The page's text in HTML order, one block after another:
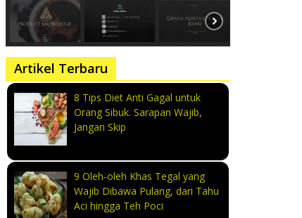
Artikel Terbaru
8 Tips Diet Anti Gagal untuk
Orang Sibuk. Sarapan Wajib,
Jangan Skip
9 Oleh-oleh Khas Tegal yang
Wajib Dibawa Pulang, dari Tahu
Aci hingga Teh Poci